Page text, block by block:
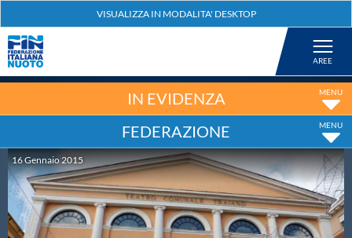
Nuoto
Tuffi
Artistico
IN EVIDENZA
FEDERAZIONE
16Gennaio2015